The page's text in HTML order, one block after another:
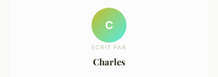
C
ECRIT PAR
Charles